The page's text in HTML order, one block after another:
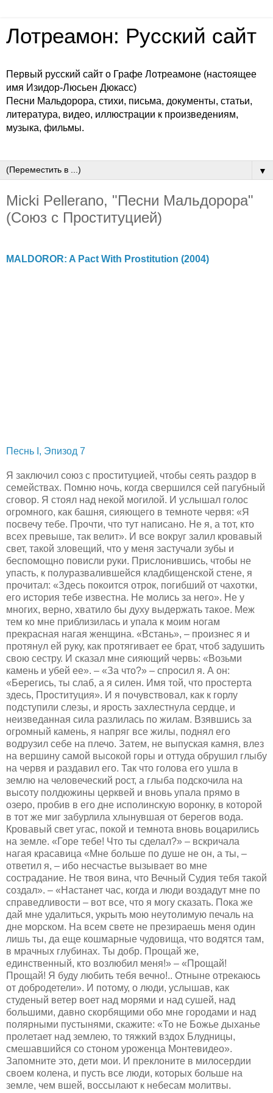
Лотреамон: Русский сайт
Первый русский сайт о Графе Лотреамоне (настоящее
имя Изидор-Люсьен Дюкасс)
Песни Мальдорора, стихи, письма, документы, статьи,
литература, видео, иллюстрации к произведениям,
музыка, фильмы.
▼
Micki Pellerano, "Песни Мальдорора"
(Союз с Проституцией)
MALDOROR: A Pact With Prostitution (2004)
Песнь I, Эпизод 7
Я заключил союз с проституцией, чтобы сеять раздор в
семействах. Помню ночь, когда свершился сей пагубный
сговор. Я стоял над некой могилой. И услышал голос
огромного, как башня, сияющего в темноте червя: «Я
посвечу тебе. Прочти, что тут написано. Не я, а тот, кто
всех превыше, так велит». И все вокруг залил кровавый
свет, такой зловещий, что у меня застучали зубы и
беспомощно повисли руки. Прислонившись, чтобы не
упасть, к полуразвалившейся кладбищенской стене, я
прочитал: «Здесь покоится отрок, погибший от чахотки,
его история тебе известна. Не молись за него». Не у
многих, верно, хватило бы духу выдержать такое. Меж
тем ко мне приблизилась и упала к моим ногам
прекрасная нагая женщина. «Встань», – произнес я и
протянул ей руку, как протягивает ее брат, чтоб задушить
свою сестру. И сказал мне сияющий червь: «Возьми
камень и убей ее». – «За что?» – спросил я. А он:
«Берегись, ты слаб, а я силен. Имя той, что простерта
здесь, Проституция». И я почувствовал, как к горлу
подступили слезы, и ярость захлестнула сердце, и
неизведанная сила разлилась по жилам. Взявшись за
огромный камень, я напряг все жилы, поднял его
водрузил себе на плечо. Затем, не выпуская камня, влез
на вершину самой высокой горы и оттуда обрушил глыбу
на червя и раздавил его. Так что голова его ушла в
землю на человеческий рост, а глыба подскочила на
высоту полдюжины церквей и вновь упала прямо в
озеро, пробив в его дне исполинскую воронку, в которой
в тот же миг забурлила хлынувшая от берегов вода.
Кровавый свет угас, покой и темнота вновь воцарились
на земле. «Горе тебе! Что ты сделал?» – вскричала
нагая красавица «Мне больше по душе не он, а ты, –
ответил я, – ибо несчастье вызывает во мне
сострадание. Не твоя вина, что Вечный Судия тебя такой
создал». – «Настанет час, когда и люди воздадут мне по
справедливости – вот все, что я могу сказать. Пока же
дай мне удалиться, укрыть мою неутолимую печаль на
дне морском. На всем свете не презираешь меня один
лишь ты, да еще кошмарные чудовища, что водятся там,
в мрачных глубинах. Ты добр. Прощай же,
единственный, кто возлюбил меня!» – «Прощай!
Прощай! Я буду любить тебя вечно!.. Отныне отрекаюсь
от добродетели». И потому, о люди, услышав, как
студеный ветер воет над морями и над сушей, над
большими, давно скорбящими обо мне городами и над
полярными пустынями, скажите: «То не Божье дыханье
пролетает над землею, то тяжкий вздох Блудницы,
смешавшийся со стоном уроженца Монтевидео».
Запомните это, дети мои. И преклоните в милосердии
своем колена, и пусть все люди, которых больше на
земле, чем вшей, воссылают к небесам молитвы.